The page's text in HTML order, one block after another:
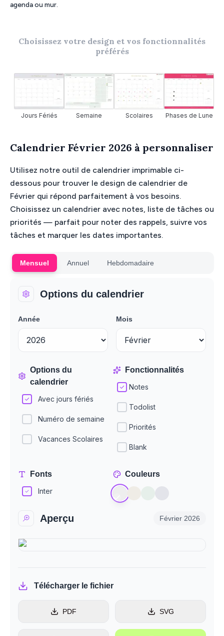
agenda ou mur.
Choisissez votre design et vos fonctionnalités
préférés
Jours Fériés Semaine Scolaires Phases de Lune
Calendrier Février 2026 à personnaliser
Utilisez notre outil de calendrier imprimable ci-
dessous pour trouver le design de calendrier de
Février qui répond parfaitement à vos besoins.
Choisissez un calendrier avec notes, liste de tâches ou
priorités — parfait pour noter des rappels, suivre vos
tâches et marquer les dates importantes.
Mensuel Annuel Hebdomadaire
Options du calendrier
Année Mois
Options du
calendrier
Avec jours fériés
Numéro de semaine
Vacances Scolaires
Fonctionnalités
Notes
Todolist
Priorités
Blank
Fonts
Inter
Couleurs
Aperçu Février 2026
Télécharger le fichier
PDF SVG